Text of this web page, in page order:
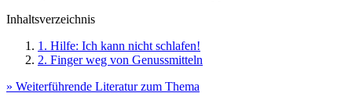
Inhaltsverzeichnis
1. Hilfe: Ich kann nicht schlafen!
2. Finger weg von Genussmitteln
» Weiterführende Literatur zum Thema